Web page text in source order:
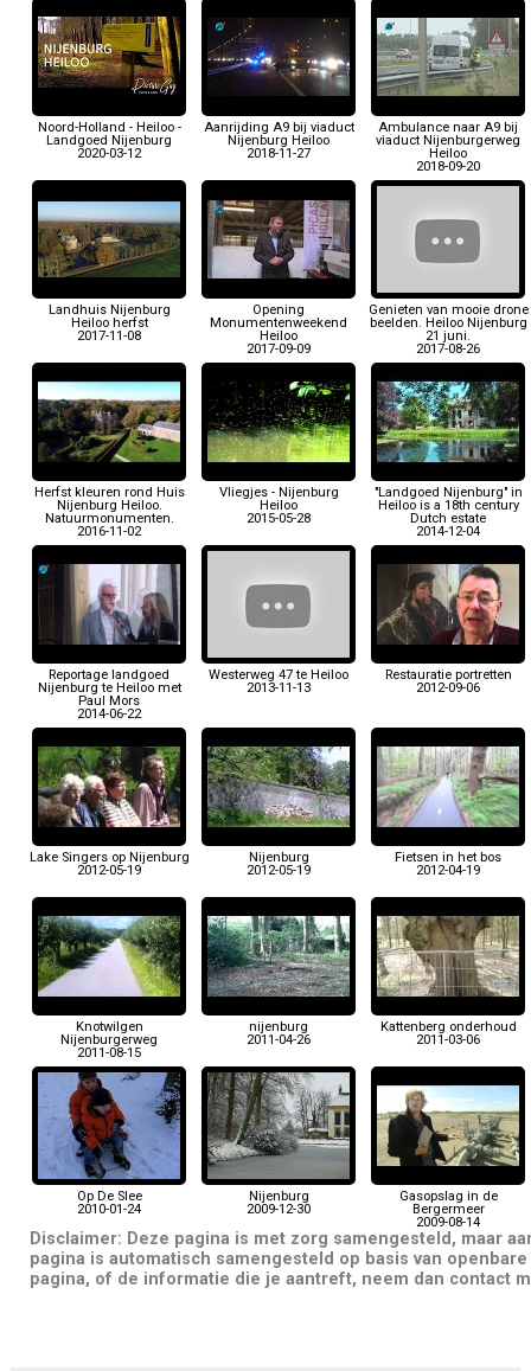
Noord-Holland - Heiloo -
Landgoed Nijenburg
2020-03-12
Aanrijding A9 bij viaduct
Nijenburg Heiloo
2018-11-27
Ambulance naar A9 bij
viaduct Nijenburgerweg
Heiloo
2018-09-20
Landhuis Nijenburg
Heiloo herfst
2017-11-08
Opening
Monumentenweekend
Heiloo
2017-09-09
Genieten van mooie drone
beelden. Heiloo Nijenburg
21 juni.
2017-08-26
Herfst kleuren rond Huis
Nijenburg Heiloo.
Natuurmonumenten.
2016-11-02
Vliegjes - Nijenburg
Heiloo
2015-05-28
"Landgoed Nijenburg" in
Heiloo is a 18th century
Dutch estate
2014-12-04
Reportage landgoed
Nijenburg te Heiloo met
Paul Mors
2014-06-22
Westerweg 47 te Heiloo
2013-11-13
Restauratie portretten
2012-09-06
Lake Singers op Nijenburg
2012-05-19
Nijenburg
2012-05-19
Fietsen in het bos
2012-04-19
Knotwilgen
Nijenburgerweg
2011-08-15
nijenburg
2011-04-26
Kattenberg onderhoud
2011-03-06
Op De Slee
2010-01-24
Nijenburg
2009-12-30
Gasopslag in de
Bergermeer
2009-08-14
Disclaimer: Deze pagina is met zorg samengesteld, maar
pagina is automatisch samengesteld op basis van
pagina, of de informatie die je aantreft, neem dan contact